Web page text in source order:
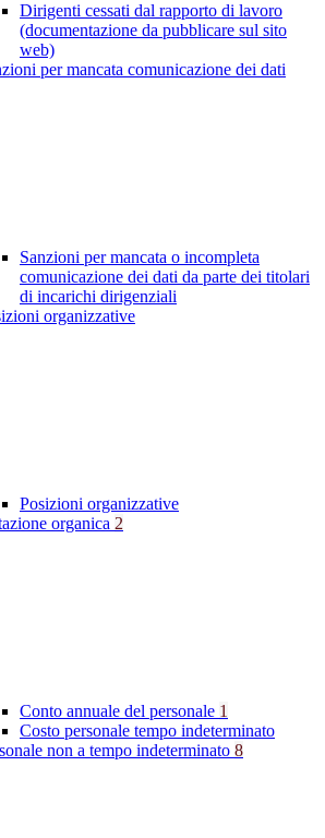
Dirigenti cessati dal rapporto di lavoro
(documentazione da pubblicare sul sito
web)
per mancata comunicazione dei dati
Sanzioni per mancata o incompleta
comunicazione dei dati da parte dei titolari
di incarichi dirigenziali
organizzative
Posizioni organizzative
organica 2
Conto annuale del personale 1
Costo personale tempo indeterminato
non a tempo indeterminato 8